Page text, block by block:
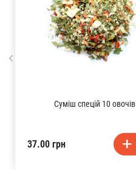
Суміш спецій 10 овочів
37.00 грн